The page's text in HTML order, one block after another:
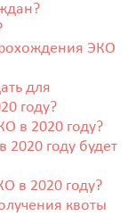
ЭКО
для
году?
в 2020 году?
2020 году будет
в 2020 году?
квоты